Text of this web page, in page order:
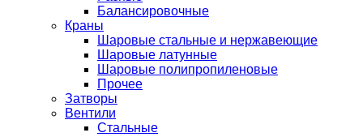
Балансировочные
Краны
Шаровые стальные и нержавеющие
Шаровые латунные
Шаровые полипропиленовые
Прочее
Затворы
Вентили
Стальные